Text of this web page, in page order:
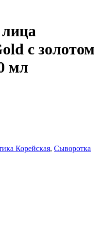
с золотом
мл
Корейская, Сыворотка